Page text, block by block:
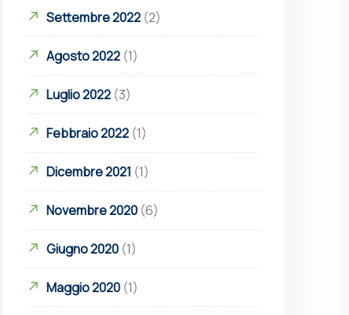
Settembre 2022(2)
Agosto 2022(1)
Luglio 2022(3)
Febbraio 2022(1)
Dicembre 2021 (1)
Novembre 2020(6)
Giugno 2020(1)
Maggio 2020(1)